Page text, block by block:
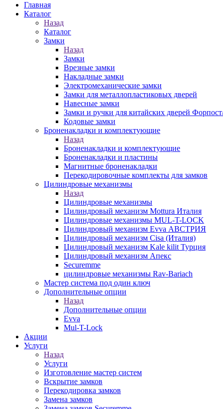
Главная
Каталог
Назад
Каталог
Замки
Назад
Замки
Врезные замки
Накладные замки
Электромеханические замки
Замки для металлопластиковых дверей
Навесные замки
Замки и ручки для китайских дверей
Кодовые замки
Броненакладки и комплектующие
Назад
Броненакладки и комплектующие
Броненакладки и пластины
Магнитные броненакладки
Перекодировочные комплекты для замков
Цилиндровые механизмы
Назад
Цилиндровые механизмы
Цилиндровый механизм Mottura Италия
Цилиндровые механизмы MUL-T-LOCK
Цилиндровый механизм Evva АВСТРИЯ
Цилиндровый механизм Cisa (Италия)
Цилиндровый механизм Kale kilit Турция
Цилиндровый механизм Апекс
Securemme
цилиндровые механизмы Rav-Bariach
Мастер система под один ключ
Дополнительные опции
Назад
Дополнительные опции
Evva
Mul-T-Lock
Акции
Услуги
Назад
Услуги
Изготовление мастер систем
Вскрытие замков
Перекодировка замков
Замена замков